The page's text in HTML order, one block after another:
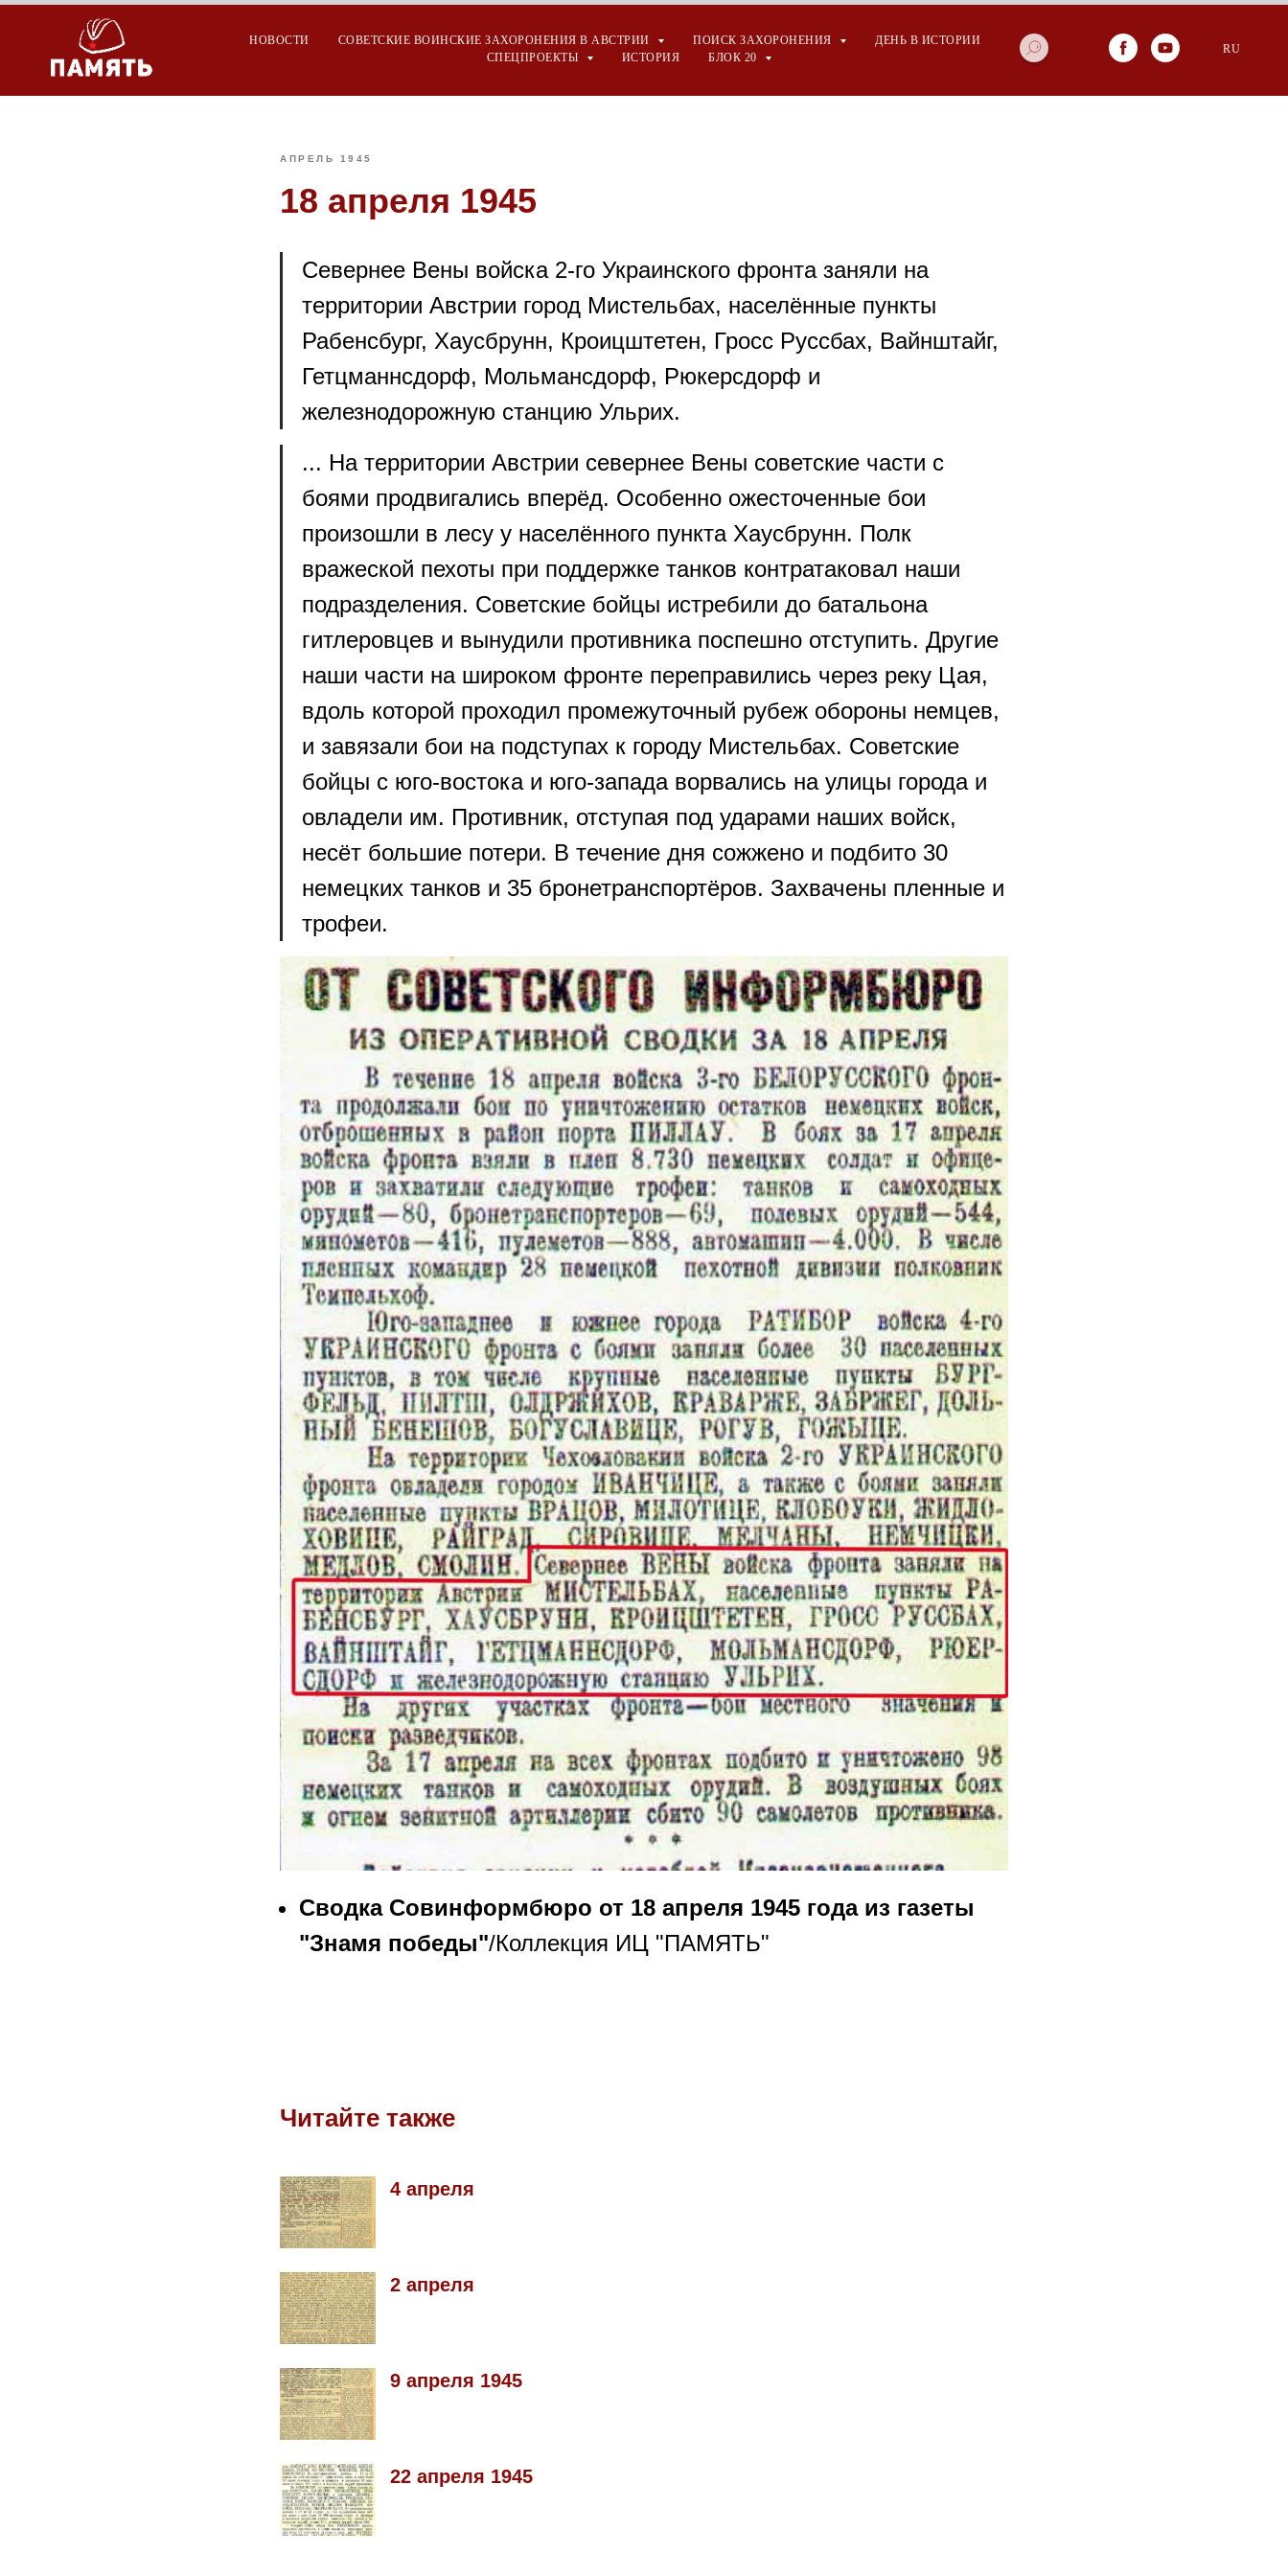
НОВОСТИ СОВЕТСКИЕ ВОИНСКИЕ ЗАХОРОНЕНИЯ В АВСТРИИ ПОИСК ЗАХОРОНЕНИЯ
ДЕНЬ В ИСТОРИИ
СПЕЦПРОЕКТЫ
ИСТОРИЯ БЛОК 20
RU
АПРЕЛЬ 1945
18 апреля 1945
Севернее Вены войска 2-го Украинского фронта заняли на
территории Австрии город Мистельбах, населённые пункты
Рабенсбург, Хаусбрунн, Кроицштетен, Гросс Руссбах, Вайнштайг,
Гетцманнсдорф, Мольмансдорф, Рюкерсдорф и
железнодорожную станцию Ульрих.
... На территории Австрии севернее Вены советские части с
боями продвигались вперёд. Особенно ожесточенные бои
произошли в лесу у населённого пункта Хаусбрунн. Полк
вражеской пехоты при поддержке танков контратаковал наши
подразделения. Советские бойцы истребили до батальона
гитлеровцев и вынудили противника поспешно отступить. Другие
наши части на широком фронте переправились через реку Цая,
вдоль которой проходил промежуточный рубеж обороны немцев,
и завязали бои на подступах к городу Мистельбах. Советские
бойцы с юго-востока и юго-запада ворвались на улицы города и
овладели им. Противник, отступая под ударами наших войск,
несёт большие потери. В течение дня сожжено и подбито 30
немецких танков и 35 бронетранспортёров. Захвачены пленные и
трофеи.
Сводка Совинформбюро от 18 апреля 1945 года из газеты
"Знамя победы"/Коллекция ИЦ "ПАМЯТЬ"
Читайте также
4 апреля
2 апреля
9 апреля 1945
22 апреля 1945